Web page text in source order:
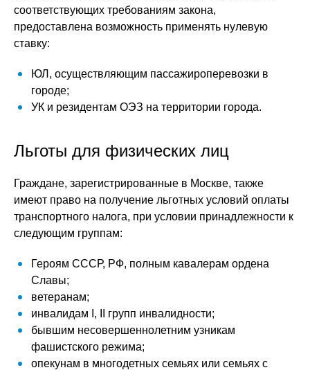
соответствующих требованиям закона,
предоставлена возможность применять нулевую
ставку:
ЮЛ, осуществляющим пассажироперевозки в
городе;
УК и резидентам ОЭЗ на территории города.
Льготы для физических лиц
Граждане, зарегистрированные в Москве, также
имеют право на получение льготных условий оплаты
транспортного налога, при условии принадлежности к
следующим группам:
Героям СССР, РФ, полным кавалерам ордена
Славы;
ветеранам;
инвалидам I, II групп инвалидности;
бывшим несовершеннолетним узникам
фашистского режима;
опекунам в многодетных семьях или семьях с